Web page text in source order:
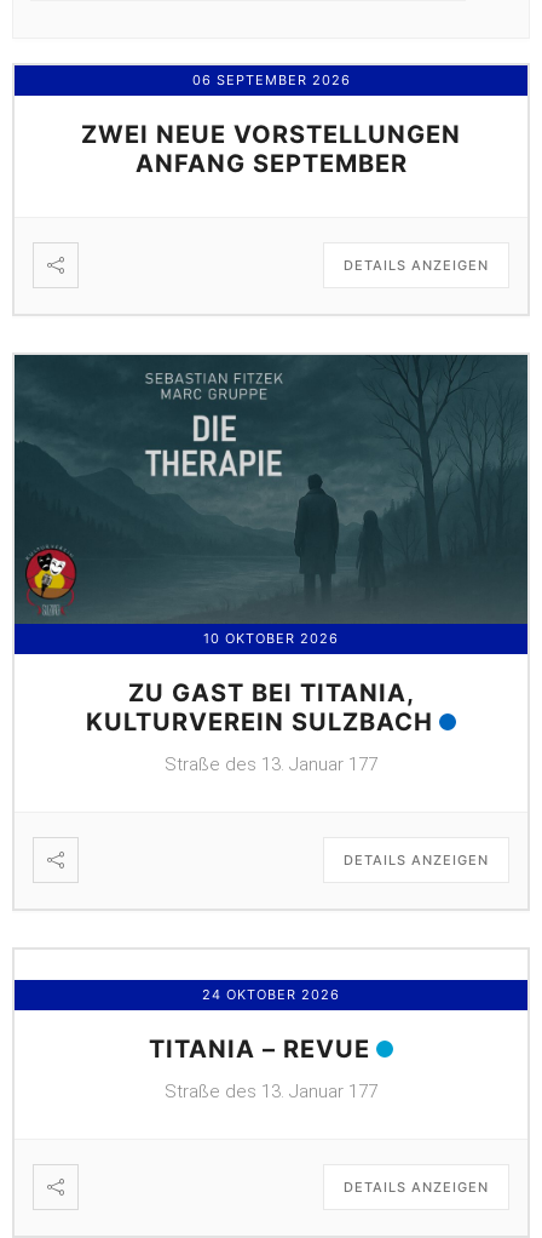
06 SEPTEMBER 2026
ZWEI NEUE VORSTELLUNGEN
ANFANG SEPTEMBER
DETAILS ANZEIGEN
10 OKTOBER 2026
ZU GAST BEI TITANIA,
KULTURVEREIN SULZBACH
Straße des 13. Januar 177
DETAILS ANZEIGEN
24 OKTOBER 2026
TITANIA – REVUE
Straße des 13. Januar 177
DETAILS ANZEIGEN